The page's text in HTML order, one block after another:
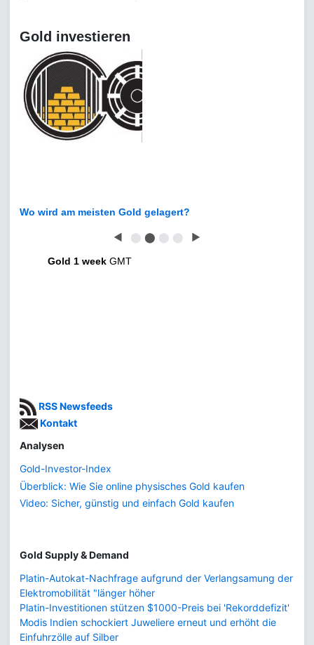
Gold investieren
Wo wird am meisten Gold gelagert?
◀ ⬤ ⬤ ⬤ ⬤ ▶
Gold 1 week GMT
RSS Newsfeeds
Kontakt
Analysen
Gold-Investor-Index
Überblick: Wie Sie online physisches Gold kaufen
Video: Sicher, günstig und einfach Gold kaufen
Gold Supply & Demand
Platin-Autokat-Nachfrage aufgrund der Verlangsamung der
Elektromobilität "länger höher
Platin-Investitionen stützen $1000-Preis bei 'Rekorddefizit'
Modis Indien schockiert Juweliere erneut und erhöht die
Einfuhrzölle auf Silber